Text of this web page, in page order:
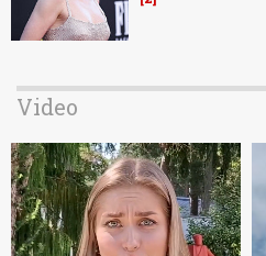
Video